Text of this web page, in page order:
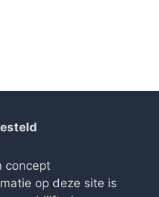
concept
op deze site is